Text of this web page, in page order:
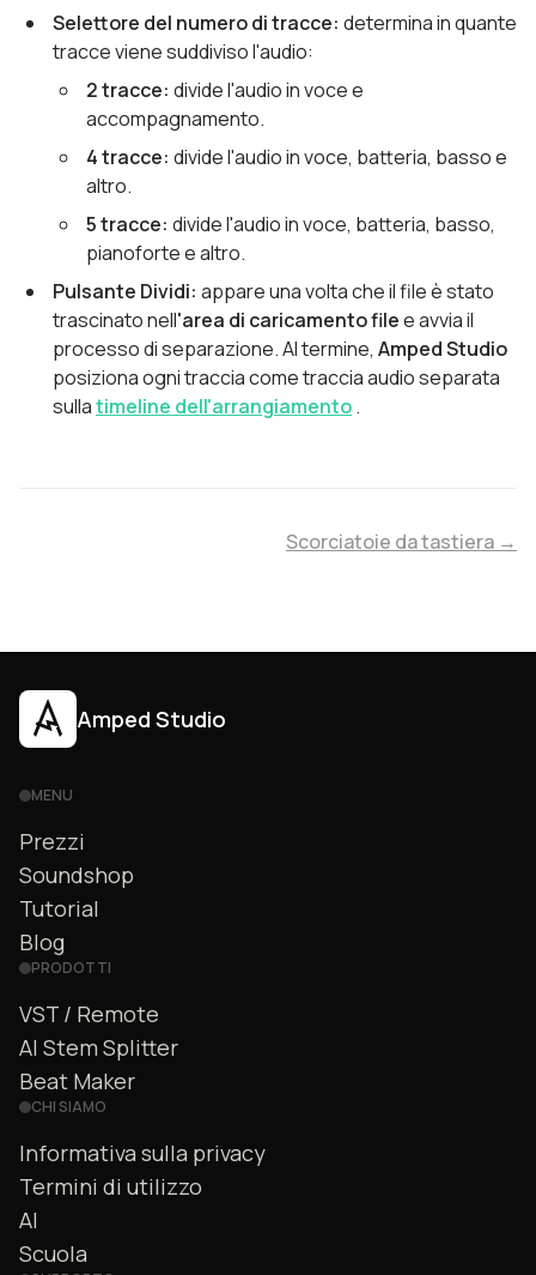
Selettore del numero di tracce: determina in quante
tracce viene suddiviso l'audio:
2 tracce: divide l'audio in voce e
accompagnamento.
4 tracce: divide l'audio in voce, batteria, basso e
altro.
5 tracce: divide l'audio in voce, batteria, basso,
pianoforte e altro.
Pulsante Dividi: appare una volta che il file è stato
trascinato nell'area di caricamento filee avvia il
processo di separazione. Al termine, Amped Studio
posiziona ogni traccia come traccia audio separata
sullatimeline dell'arrangiamento.
Scorciatoie da tastiera →
Amped Studio
MENU
Prezzi
Soundshop
Tutorial
Blog
PRODOTTI
VST / Remote
AI Stem Splitter
Beat Maker
CHI SIAMO
Informativa sulla privacy
Termini di utilizzo
AI
Scuola